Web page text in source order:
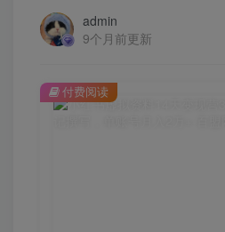
admin
9个月前更新
付费阅读